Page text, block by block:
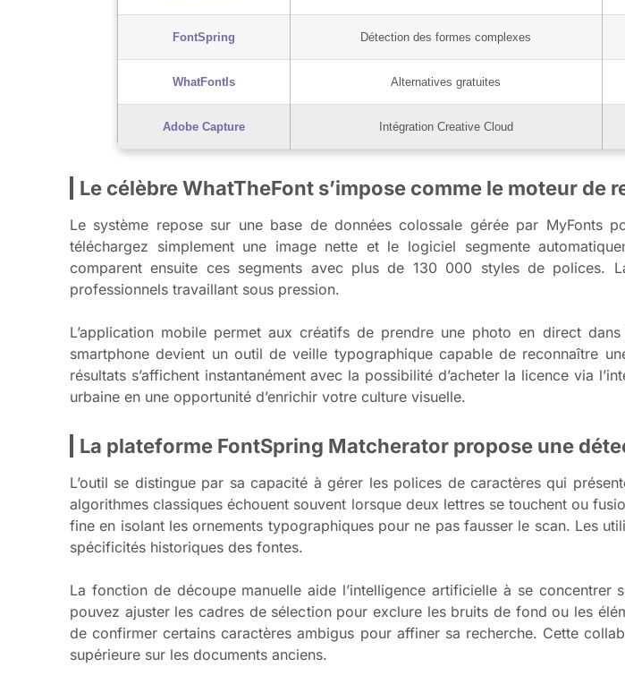
FontSpring Détection des formes complexes
WhatFontIs Alternatives gratuites
Adobe Capture Intégration Creative Cloud
Le célèbre WhatTheFont s’impose comme le moteur de
Le système repose sur une base de données colossale gérée par MyFonts
téléchargez simplement une image nette et le logiciel segmente
comparent ensuite ces segments avec plus de 130 000 styles de polices.
professionnels travaillant sous pression.
L’application mobile permet aux créatifs de prendre une photo en direct
smartphone devient un outil de veille typographique capable de reconnaître
résultats s’affichent instantanément avec la possibilité d’acheter la licence via
urbaine en une opportunité d’enrichir votre culture visuelle.
La plateforme FontSpring Matcherator propose une
L’outil se distingue par sa capacité à gérer les polices de caractères qui
algorithmes classiques échouent souvent lorsque deux lettres se touchent ou
fine en isolant les ornements typographiques pour ne pas fausser le scan. Les
spécificités historiques des fontes.
La fonction de découpe manuelle aide l’intelligence artificielle à se concentrer
pouvez ajuster les cadres de sélection pour exclure les bruits de fond ou les
de confirmer certains caractères ambigus pour affiner sa recherche. Cette
supérieure sur les documents anciens.